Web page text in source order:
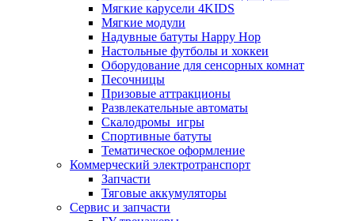
Мягкие карусели 4KIDS
Мягкие модули
Надувные батуты Happy Hop
Настольные футболы и хоккеи
Оборудование для сенсорных комнат
Песочницы
Призовые аттракционы
Развлекательные автоматы
Скалодромы_игры
Спортивные батуты
Тематическое оформление
Коммерческий электротранспорт
Запчасти
Тяговые аккумуляторы
Сервис и запчасти